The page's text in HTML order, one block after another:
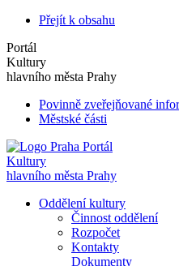
Přejít k obsahu
Portál
Kultury
hlavního města Prahy
Povinně zveřejňované
Městské části
Portál
Kultury
hlavního města Prahy
Oddělení kultury
Činnost oddělení
Rozpočet
Kontakty
Dokumenty